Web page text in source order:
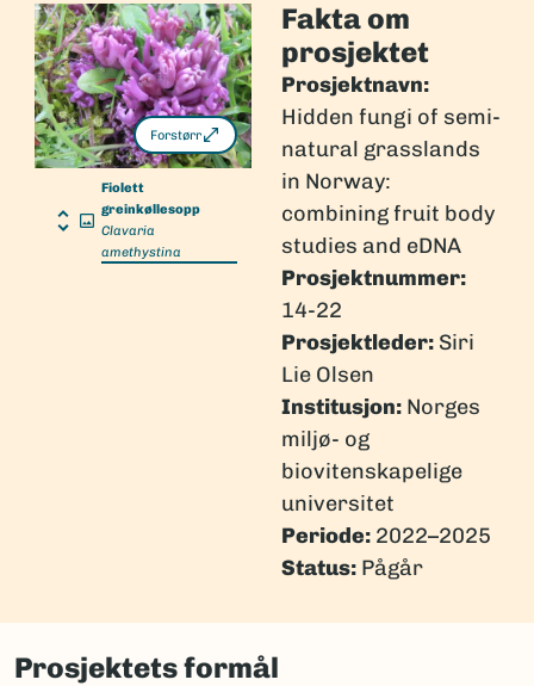
Forstørr
Fiolett
greinkøllesopp
Clavaria
amethystina
Fakta om
prosjektet
Prosjektnavn:
Hidden fungi of semi-
natural grasslands
in Norway:
combining fruit body
studies and eDNA
Prosjektnummer:
14-22
Prosjektleder: Siri
Lie Olsen
Institusjon: Norges
miljø- og
biovitenskapelige
universitet
Periode: 2022–2025
Status: Pågår
Prosjektets formål